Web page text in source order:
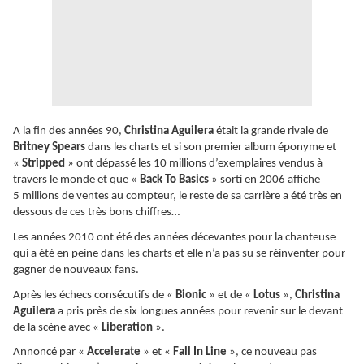
A la fin des années 90, Christina Aguilera était la grande rivale de
Britney Spears dans les charts et si son premier album éponyme et
« Stripped » ont dépassé les 10 millions d’exemplaires vendus à
travers le monde et que « Back To Basics » sorti en 2006 affiche
5 millions de ventes au compteur, le reste de sa carrière a été très en
dessous de ces très bons chiffres…
Les années 2010 ont été des années décevantes pour la chanteuse
qui a été en peine dans les charts et elle n’a pas su se réinventer pour
gagner de nouveaux fans.
Après les échecs consécutifs de « Bionic » et de « Lotus », Christina
Aguilera a pris près de six longues années pour revenir sur le devant
de la scène avec « Liberation ».
Annoncé par « Accelerate » et « Fall In Line », ce nouveau pas